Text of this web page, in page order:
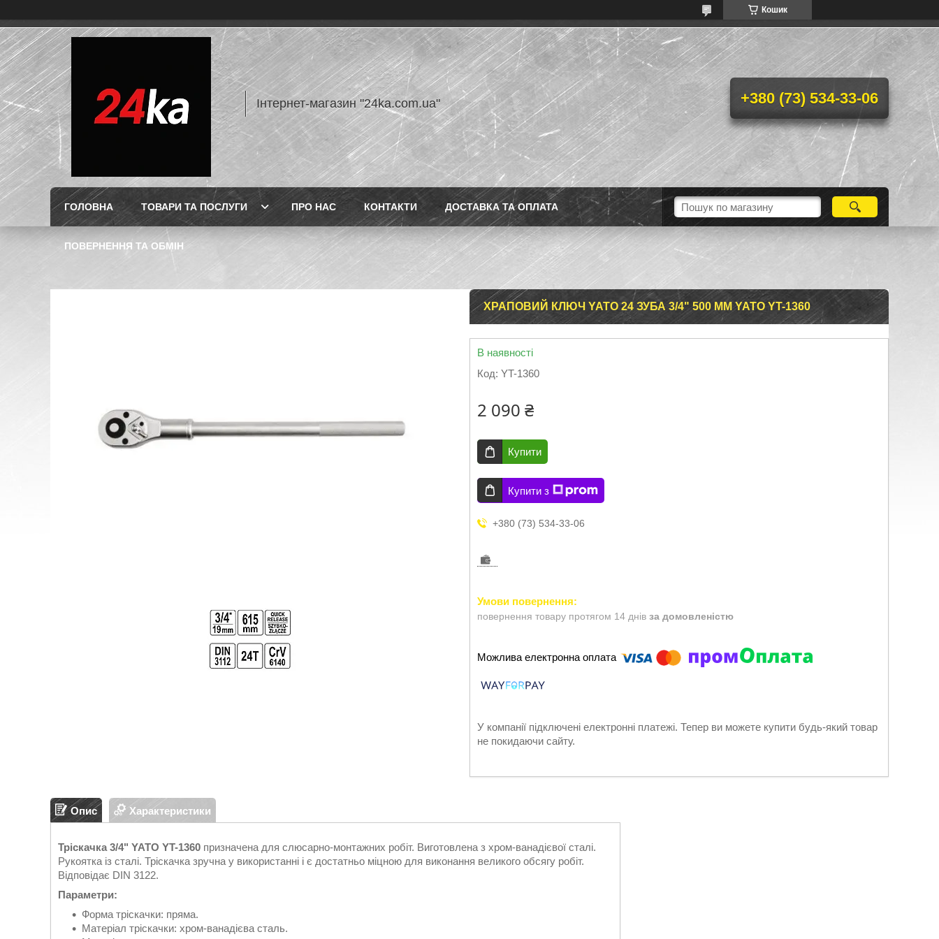
Кошик
Інтернет-магазин "24ka.com.ua" +380 (73) 534-33-06
ГОЛОВНА ТОВАРИ ТА ПОСЛУГИ ПРО НАС КОНТАКТИ ДОСТАВКА ТА ОПЛАТА
ПОВЕРНЕННЯ ТА ОБМІН
ХРАПОВИЙ КЛЮЧ YATO 24 ЗУБА 3/4" 500 ММ YATO YT-1360
В наявності
Код: YT-1360
2 090 ₴
Купити
Купити з
+380 (73) 534-33-06
повернення товару протягом 14 днів за домовленістю
У компанії підключені електронні платежі. Тепер ви можете купити будь-який товар
не покидаючи сайту.
Опис Характеристики
Тріскачка 3/4" YATO YT-1360 призначена для слюсарно-монтажних робіт. Виготовлена з хром-ванадієвої сталі.
Рукоятка із сталі. Тріскачка зручна у використанні і є достатньо міцною для виконання великого обсягу робіт.
Відповідає DIN 3122.
Параметри:
Форма тріскачки: пряма.
Матеріал тріскачки: хром-ванадієва сталь.